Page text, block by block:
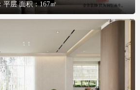
平层 面积：167㎡